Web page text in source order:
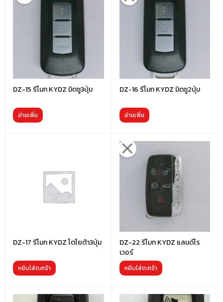
DZ-15 รีโมท KYDZ มิตซู3ปุ่ม
อ่านเพิ่ม
DZ-16 รีโมท KYDZ มิตซู2ปุ่ม
อ่านเพิ่ม
DZ-17 รีโมท KYDZ โตโยต้า3ปุ่ม
หยิบใส่ตะกร้า
DZ-22 รีโมท KYDZ แลนด์โร
เวอร์
หยิบใส่ตะกร้า